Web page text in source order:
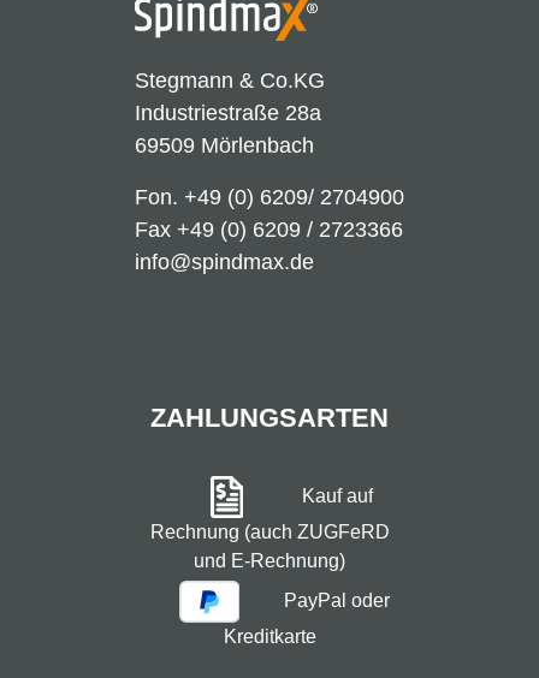
Stegmann & Co.KG
Industriestraße 28a
69509 Mörlenbach
Fon. +49 (0) 6209/ 2704900
Fax +49 (0) 6209 / 2723366
info@spindmax.de
ZAHLUNGSARTEN
Kauf auf
Rechnung (auch ZUGFeRD
und E-Rechnung)
PayPal oder
Kreditkarte